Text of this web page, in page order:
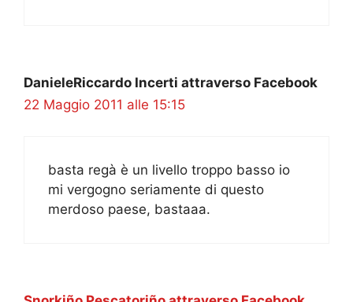
DanieleRiccardo Incerti attraverso Facebook
22 Maggio 2011 alle 15:15
basta regà è un livello troppo basso io
mi vergogno seriamente di questo
merdoso paese, bastaaa.